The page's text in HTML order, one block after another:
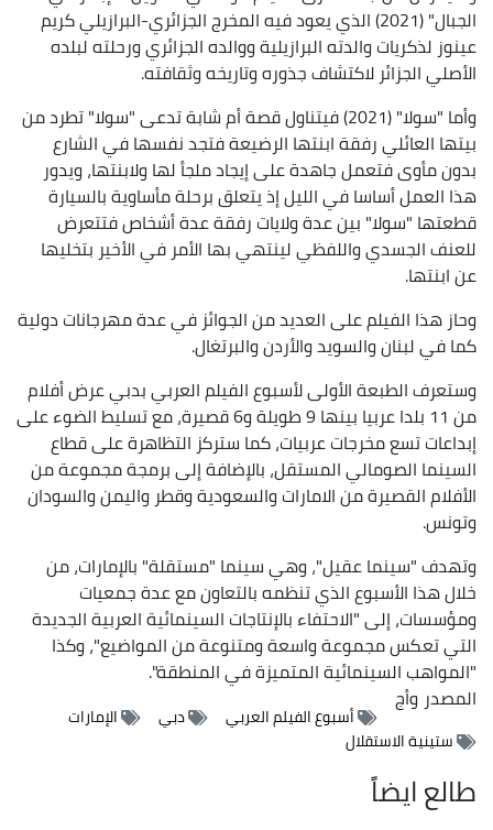
الجبال" (2021) الذي يعود فيه المخرج الجزائري-البرازيلي كريم
عينوز لذكريات والدته البرازيلية ووالده الجزائري ورحلته لبلده
الأصلي الجزائر لاكتشاف جذوره وتاريخه وثقافته.
وأما "سولا" (2021) فيتناول قصة أم شابة تدعى "سولا" تطرد من
بيتها العائلي رفقة ابنتها الرضيعة فتجد نفسها في الشارع
بدون مأوى فتعمل جاهدة على إيجاد ملجأ لها ولابنتها، ويدور
هذا العمل أساسا في الليل إذ يتعلق برحلة مأساوية بالسيارة
قطعتها "سولا" بين عدة ولايات رفقة عدة أشخاص فتتعرض
للعنف الجسدي واللفظي لينتهي بها الأمر في الأخير بتخليها
عن ابنتها.
وحاز هذا الفيلم على العديد من الجوائز في عدة مهرجانات دولية
كما في لبنان والسويد والأردن والبرتغال.
وستعرف الطبعة الأولى لأسبوع الفيلم العربي بدبي عرض أفلام
من 11 بلدا عربيا بينها 9 طويلة و6 قصيرة، مع تسليط الضوء على
إبداعات تسع مخرجات عربيات، كما ستركز التظاهرة على قطاع
السينما الصومالي المستقل، بالإضافة إلى برمجة مجموعة من
الأفلام القصيرة من الامارات والسعودية وقطر واليمن والسودان
وتونس.
وتهدف "سينما عقيل"، وهي سينما "مستقلة" بالإمارات، من
خلال هذا الأسبوع الذي تنظمه بالتعاون مع عدة جمعيات
ومؤسسات، إلى "الاحتفاء بالإنتاجات السينمائية العربية الجديدة
التي تعكس مجموعة واسعة ومتنوعة من المواضيع"، وكذا
"المواهب السينمائية المتميزة في المنطقة".
المصدروأج
أسبوع الفيلم العربي دبي
الإمارات
ستينية الاستقلال
طالع ايضاً